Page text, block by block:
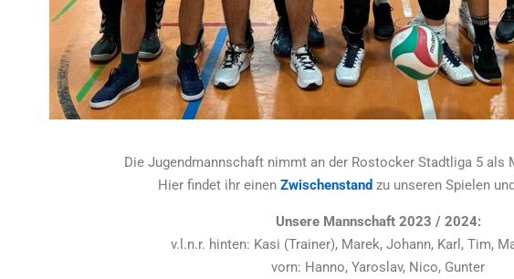
Die Jugendmannschaft nimmt an der Rostocker Stadtliga 5 als
Hier findet ihr einen Zwischenstand zu unseren Spielen
Unsere Mannschaft 2023 / 2024:
v.l.n.r. hinten: Kasi (Trainer), Marek, Johann, Karl, Tim,
vorn: Hanno, Yaroslav, Nico, Gunter